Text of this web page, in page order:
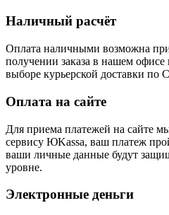
Наличный расчёт
Оплата наличными возможна
получении заказа в нашем
выборе курьерской доставки по
Оплата на сайте
Для приема платежей на сайте
сервису ЮKassa, ваш платеж
ваши личные данные будут
уровне.
Электронные деньги